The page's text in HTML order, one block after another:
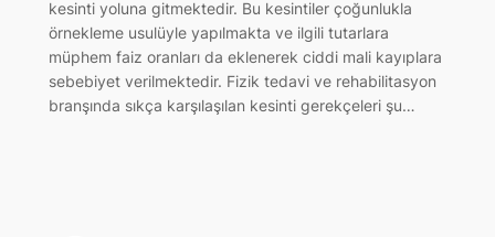
kesinti yoluna gitmektedir. Bu kesintiler çoğunlukla
örnekleme usulüyle yapılmakta ve ilgili tutarlara
müphem faiz oranları da eklenerek ciddi mali kayıplara
sebebiyet verilmektedir. Fizik tedavi ve rehabilitasyon
branşında sıkça karşılaşılan kesinti gerekçeleri şu…